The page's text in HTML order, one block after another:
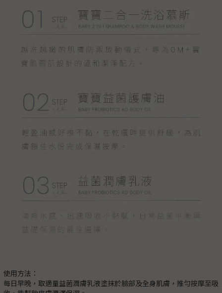
使用方法：
每日早晚，取適量益菌潤膚乳液塗抹於臉部及全身肌膚，推勻按摩至吸